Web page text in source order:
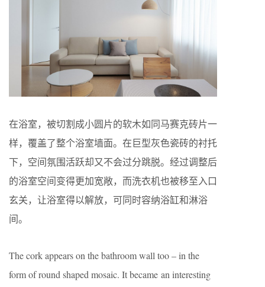
在浴室，被切割成小圆片的软木如同马赛克砖片一
样，覆盖了整个浴室墙面。在巨型灰色瓷砖的衬托
下，空间氛围活跃却又不会过分跳脱。经过调整后
的浴室空间变得更加宽敞，而洗衣机也被移至入口
玄关，让浴室得以解放，可同时容纳浴缸和淋浴
间。
The cork appears on the bathroom wall too – in the
form of round shaped mosaic. It became an interesting